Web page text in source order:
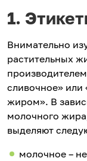
1.
Внимательно
растительных
сливочное»
жиром». В
молочного
выделяют
молочное –